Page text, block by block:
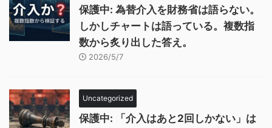
保護中: 為替介入を財務省は語らない。
しかしチャートは語っている。複数指
数から炙り出した答え。
2026/5/7
Uncategorized
保護中: 「介入はあと2回しかない」は